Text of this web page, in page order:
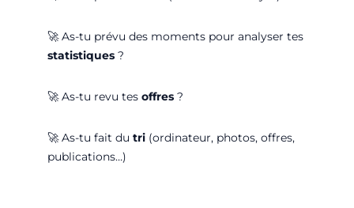
🚀As-tu prévu des moments pour analyser tes
statistiques ?
🚀As-tu revu tes offres ?
🚀As-tu fait du tri (ordinateur, photos, offres,
publications…)